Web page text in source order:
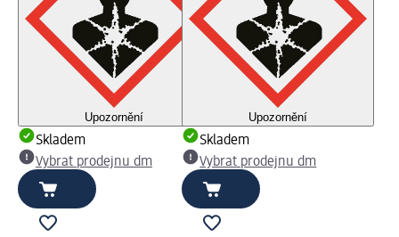
Upozornění
Skladem
Vybrat prodejnu dm
Upozornění
Skladem
Vybrat prodejnu dm